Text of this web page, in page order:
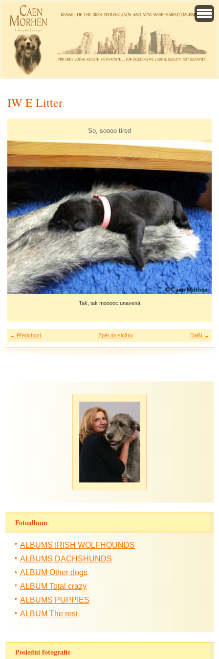
IW E Litter
So, soooo tired
Tak, tak mooooc unavená
← Předchozí Další →
Zpět do složky
Fotoalbum
ALBUMS IRISH WOLFHOUNDS
ALBUMS DACHSHUNDS
ALBUM Other dogs
ALBUM Total crazy
ALBUMS PUPPIES
ALBUM The rest
Poslední fotografie